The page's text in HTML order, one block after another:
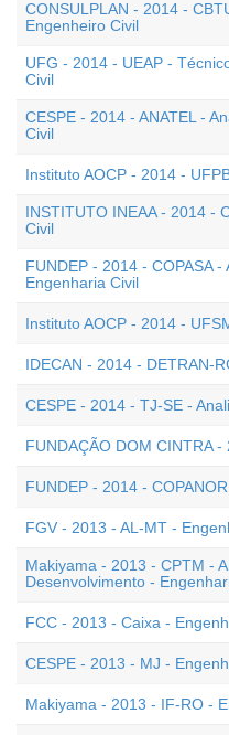
CONSULPLAN - 2014 -
Engenheiro Civil
UFG - 2014 - UEAP -
Civil
CESPE - 2014 - ANATEL -
Civil
Instituto AOCP - 2014 -
INSTITUTO INEAA - 2014 -
Civil
FUNDEP - 2014 - COPASA
Engenharia Civil
Instituto AOCP - 2014 -
IDECAN - 2014 - DETRAN-
CESPE - 2014 - TJ-SE -
FUNDAÇÃO DOM CINTRA
FUNDEP - 2014 -
FGV - 2013 - AL-MT -
Makiyama - 2013 - CPTM -
Desenvolvimento -
FCC - 2013 - Caixa -
CESPE - 2013 - MJ -
Makiyama - 2013 - IF-RO -